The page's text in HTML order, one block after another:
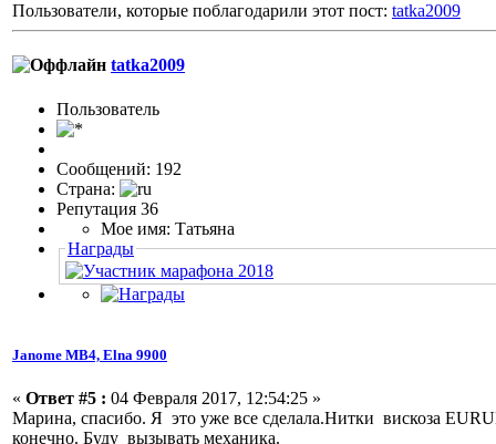
Пользователи, которые поблагодарили этот пост: tatka2009
tatka2009
Пользовaтeль
Сообщений: 192
Страна:
Репутация 36
Мое имя: Татьяна
Награды
Janome МВ4, Elna 9900
« Ответ #5 : 04 Февраля 2017, 12:54:25 »
Марина, спасибо. Я это уже все сделала.Нитки вискоза
конечно. Буду вызывать механика.